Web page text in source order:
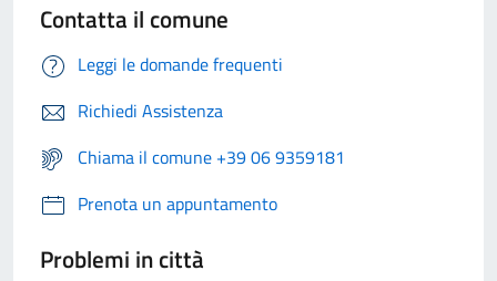
Contatta il comune
Leggi le domande frequenti
Richiedi Assistenza
Chiama il comune +39 06 9359181
Prenota un appuntamento
Problemi in città